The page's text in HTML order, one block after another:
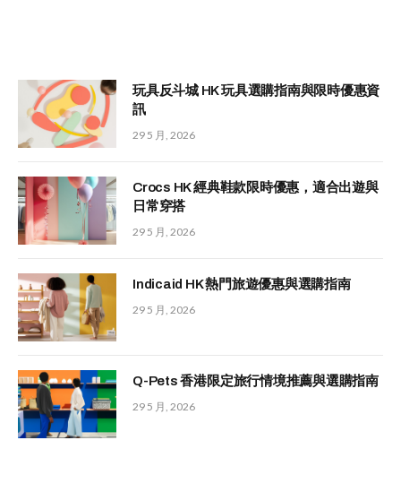
玩具反斗城 HK 玩具選購指南與限時優惠資
訊
29 5 月, 2026
Crocs HK 經典鞋款限時優惠，適合出遊與
日常穿搭
29 5 月, 2026
Indicaid HK 熱門旅遊優惠與選購指南
29 5 月, 2026
Q-Pets 香港限定旅行情境推薦與選購指南
29 5 月, 2026